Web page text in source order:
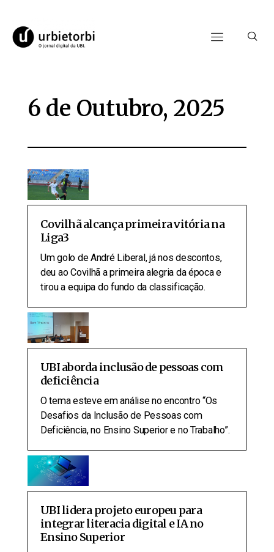
6 de Outubro, 2025
Covilhã alcança primeira vitória na
Liga3
Um golo de André Liberal, já nos descontos,
deu ao Covilhã a primeira alegria da época e
tirou a equipa do fundo da classificação.
UBI aborda inclusão de pessoas com
deficiência
O tema esteve em análise no encontro “Os
Desafios da Inclusão de Pessoas com
Deficiência, no Ensino Superior e no Trabalho”.
UBI lidera projeto europeu para
integrar literacia digital e IA no
Ensino Superior